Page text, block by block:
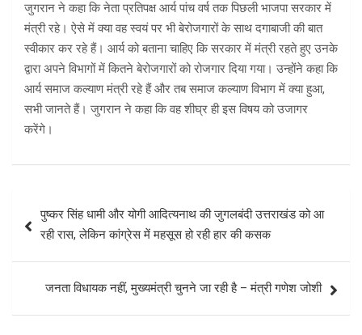
जुगरान ने कहा कि नेता प्रतिपक्ष आर्य पांच वर्ष तक पिछली भाजपा सरकार में
मंत्री रहे। ऐसे में क्या वह स्वयं पर भी बेरोजगारों के साथ दगाबाजी की बात
स्वीकार कर रहे हैं। आर्य को बताना चाहिए कि सरकार में मंत्री रहते हुए उनके
द्वारा अपने विभागों में कितने बेरोजगारों को रोजगार दिया गया। उन्होंने कहा कि
आर्य समाज कल्याण मंत्री रहे हैं और तब समाज कल्याण विभाग में क्या हुआ,
सभी जानते हैं। जुगरान ने कहा कि वह शीघ्र ही इस विषय को उजागर
करेंगे।
navigation
पुष्‍कर सिंह धामी और योगी आदित्‍यनाथ की जुगलबंदी उत्तराखंड को आ
रही रास, लेकिन कांग्रेस में महसूस हो रही हार की कसक
जनता विधायक नहीं, मुख्यमंत्री चुनने जा रही है – मंत्री गणेश जोशी